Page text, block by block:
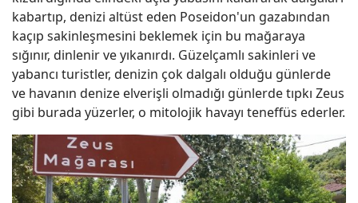
kabartıp, denizi altüst eden Poseidon'un gazabından
kaçıp sakinleşmesini beklemek için bu mağaraya
sığınır, dinlenir ve yıkanırdı. Güzelçamlı sakinleri ve
yabancı turistler, denizin çok dalgalı olduğu günlerde
ve havanın denize elverişli olmadığı günlerde tıpkı Zeus
gibi burada yüzerler, o mitolojik havayı teneffüs ederler.